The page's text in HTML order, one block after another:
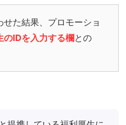
せた結果、プロモーショ
のIDを入力する欄との